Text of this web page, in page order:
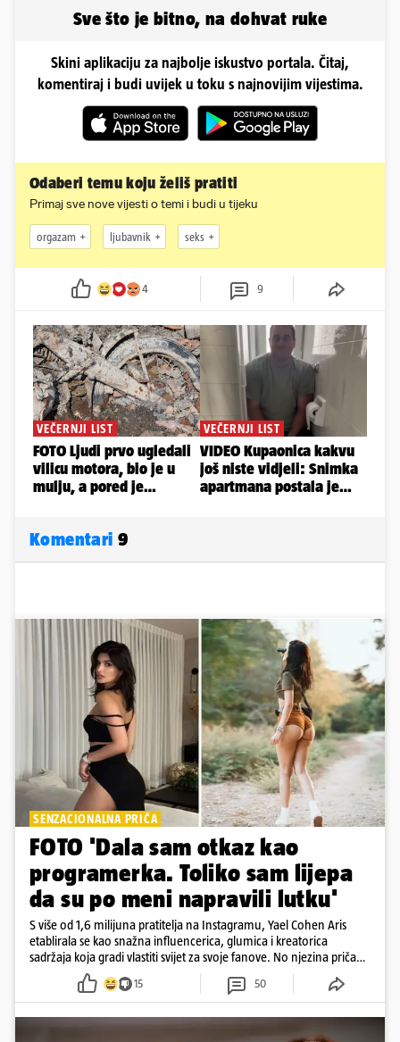
Sve što je bitno, na dohvat ruke
Skini aplikaciju za najbolje iskustvo portala. Čitaj,
komentiraj i budi uvijek u toku s najnovijim vijestima.
Odaberi temu koju želiš pratiti
Primaj sve nove vijesti o temi i budi u tijeku
orgazam ljubavnik seks
4 9
Komentari 9
SENZACIONALNA PRIČA
FOTO 'Dala sam otkaz kao
programerka. Toliko sam lijepa
da su po meni napravili lutku'
S više od 1,6 milijuna pratitelja na Instagramu, Yael Cohen Aris
etablirala se kao snažna influencerica, glumica i kreatorica
sadržaja koja gradi vlastiti svijet za svoje fanove. No njezina priča
pokazuje da online slava dolazi i s neočekivanim izazovima
15 50